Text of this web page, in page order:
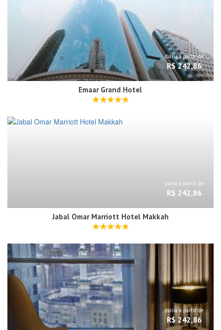
diária a partir de
R$ 242,86
Emaar Grand Hotel
diária a partir de
R$ 242,86
Jabal Omar Marriott Hotel Makkah
diária a partir de
R$ 242,86